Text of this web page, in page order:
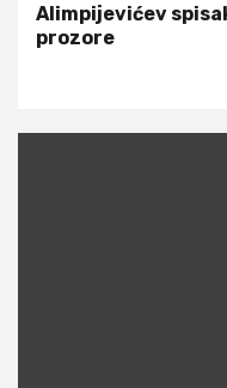
Alimpijevićev
prozore